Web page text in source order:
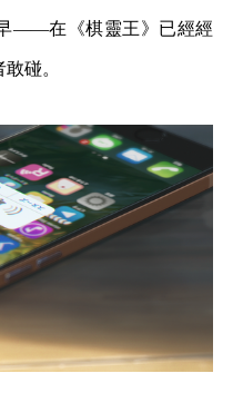
——在《棋靈王》已經經
碰。